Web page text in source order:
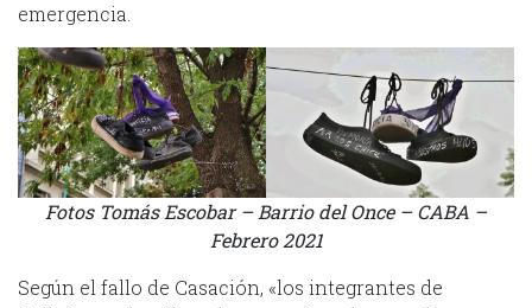
emergencia.
Fotos Tomás Escobar – Barrio del Once – CABA –
Febrero 2021
Según el fallo de Casación, «los integrantes de